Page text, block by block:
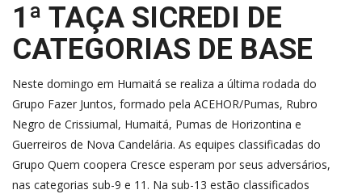
1ª TAÇA SICREDI DE
CATEGORIAS DE BASE
Neste domingo em Humaitá se realiza a última rodada do
Grupo Fazer Juntos, formado pela ACEHOR/Pumas, Rubro
Negro de Crissiumal, Humaitá, Pumas de Horizontina e
Guerreiros de Nova Candelária. As equipes classificadas do
Grupo Quem coopera Cresce esperam por seus adversários,
nas categorias sub-9 e 11. Na sub-13 estão classificados